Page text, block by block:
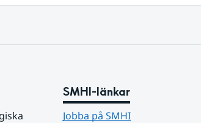
SMHI-länkar
Jobba på SMHI